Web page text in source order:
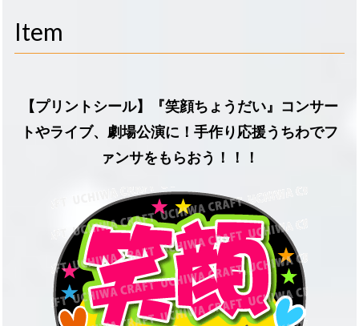
Item
【プリントシール】『笑顔ちょうだい』コンサー
トやライブ、劇場公演に！手作り応援うちわでフ
ァンサをもらおう！！！